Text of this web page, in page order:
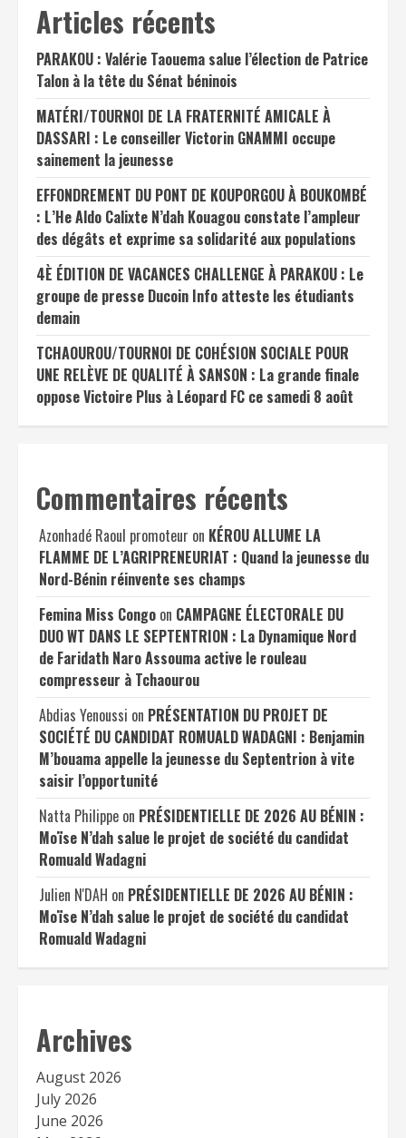
Articles récents
PARAKOU : Valérie Taouema salue l’élection de Patrice
Talon à la tête du Sénat béninois
MATÉRI/TOURNOI DE LA FRATERNITÉ AMICALE À
DASSARI : Le conseiller Victorin GNAMMI occupe
sainement la jeunesse
EFFONDREMENT DU PONT DE KOUPORGOU À BOUKOMBÉ
: L’He Aldo Calixte N’dah Kouagou constate l’ampleur
des dégâts et exprime sa solidarité aux populations
4È ÉDITION DE VACANCES CHALLENGE À PARAKOU : Le
groupe de presse Ducoin Info atteste les étudiants
demain
TCHAOUROU/TOURNOI DE COHÉSION SOCIALE POUR
UNE RELÈVE DE QUALITÉ À SANSON : La grande finale
oppose Victoire Plus à Léopard FC ce samedi 8 août
Commentaires récents
Azonhadé Raoul promoteur on KÉROU ALLUME LA
FLAMME DE L’AGRIPRENEURIAT : Quand la jeunesse du
Nord-Bénin réinvente ses champs
Femina Miss Congo on CAMPAGNE ÉLECTORALE DU
DUO WT DANS LE SEPTENTRION : La Dynamique Nord
de Faridath Naro Assouma active le rouleau
compresseur à Tchaourou
Abdias Yenoussi on PRÉSENTATION DU PROJET DE
SOCIÉTÉ DU CANDIDAT ROMUALD WADAGNI : Benjamin
M’bouama appelle la jeunesse du Septentrion à vite
saisir l’opportunité
Natta Philippe on PRÉSIDENTIELLE DE 2026 AU BÉNIN :
Moïse N’dah salue le projet de société du candidat
Romuald Wadagni
Julien N'DAH on PRÉSIDENTIELLE DE 2026 AU BÉNIN :
Moïse N’dah salue le projet de société du candidat
Romuald Wadagni
Archives
August 2026
July 2026
June 2026